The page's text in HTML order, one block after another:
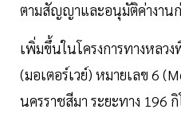
ตามสัญญาและอนุมัติค่างานก่
เพิ่มขึ้นในโครงการทางหลวง
(มอเตอร์เวย์) หมายเลข 6
นครราชสีมา ระยะทาง 196